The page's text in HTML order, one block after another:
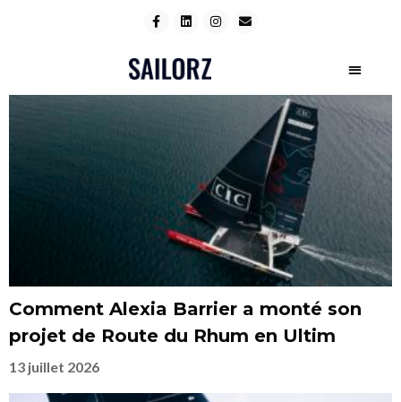
Comment Alexia Barrier a monté son
projet de Route du Rhum en Ultim
13 juillet 2026